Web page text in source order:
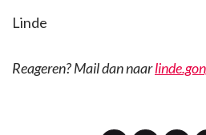
Linde
Reageren? Mail dan naar